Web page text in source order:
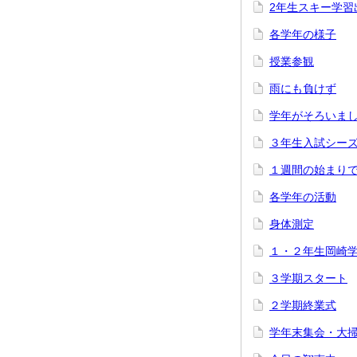
2年生スキー学習
各学年の様子
授業参観
雨にも負けず
学年がそろいま
３年生入試シー
１週間の始まり
各学年の活動
身体測定
１・２年生岡崎
３学期スタート
２学期終業式
学年末集会・大